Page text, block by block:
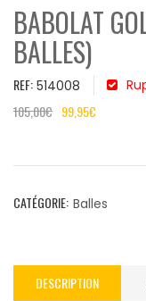
BABOLAT
BALLES)
REF: 514008
105,00€ 99,95€
CATÉGORIE: Balles
DESCRIPTION